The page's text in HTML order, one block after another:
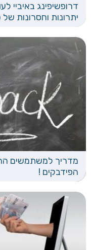
דרופשיפינג באיביי
יתרונות וחסרונות
מדריך למשתמשים
הפידבקים !